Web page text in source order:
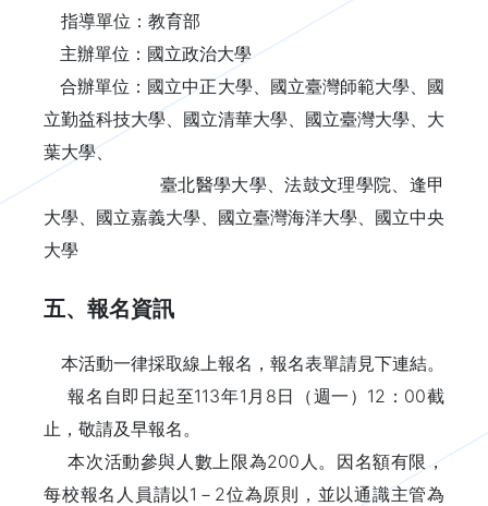
指導單位：教育部
主辦單位：國立政治大學
合辦單位：國立中正大學、國立臺灣師範大學、國
立勤益科技大學、國立清華大學、國立臺灣大學、大
葉大學、
臺北醫學大學、法鼓文理學院、逢甲
大學、國立嘉義大學、國立臺灣海洋大學、國立中央
大學
五、報名資訊
本活動一律採取線上報名，報名表單請見下連結。
報名自即日起至113年1月8日（週一）12：00截
止，敬請及早報名。
本次活動參與人數上限為200人。因名額有限，
每校報名人員請以1－2位為原則，並以通識主管為